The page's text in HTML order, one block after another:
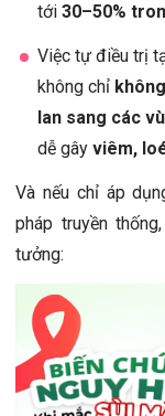
tới 30–50%
Việc tự điều trị
không chỉ
lan sang các
dễ gây viêm,
Và nếu chỉ áp
pháp truyền
tưởng: